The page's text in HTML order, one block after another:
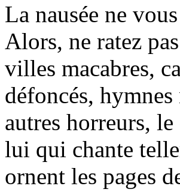
La nausée ne
Alors, ne ratez
villes macabres,
défoncés,
autres horreurs,
lui qui chante
ornent les pages